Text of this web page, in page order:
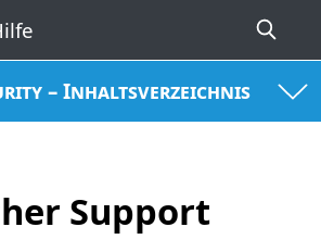
– Inhaltsverzeichnis
Support